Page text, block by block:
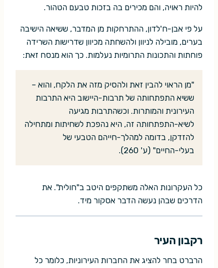
להיות ראויה, והם מכירים בה בזכות טבעם הטהור.
על פי אבן-ח'לדון, ההתרחקות מן המדבר, ששיאה הישיבה
בערים, מובילה לניוון ולהשחתה מכיוון שדרישות השרידה
פוחתות והתכונות התרומיות נעלמות. כך הוא מנסח זאת:
"מן הראוי להבין זאת ולהסיק מזה את הלקח, והוא –
ששיא התפתחותה של תרבות-היישוב היא התרבות
העירונית והמותרות. וכשהתרבות מגיעה
לשיא-התפתחותה זה, היא נהפכת לשחיתות ומתחילה
להזדקן, בדומה למהלך-חייהם הטבעי של
בעלי-החיים" (ע' 260).
כל העקרונות האלה משתקפים היטב ב"חולית". את
הדרכים שבהן נעשה הדבר אסקור מיד.
רקבון העיר
הרברט בחר להציג את החברות העירוניות, כלומר כל